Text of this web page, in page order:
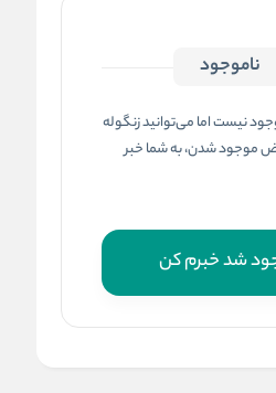
ناموجود
نیست اما می‌توانید زنگوله
موجود شدن، به شما خبر
شد خبرم کن